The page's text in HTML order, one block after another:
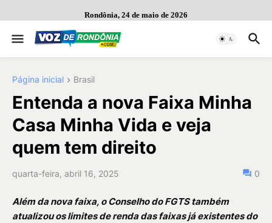
Rondônia, 24 de maio de 2026
Página inicial Brasil
Entenda a nova Faixa Minha
Casa Minha Vida e veja
quem tem direito
quarta-feira, abril 16, 2025 0
Além da nova faixa, o Conselho do FGTS também
atualizou os limites de renda das faixas já existentes do